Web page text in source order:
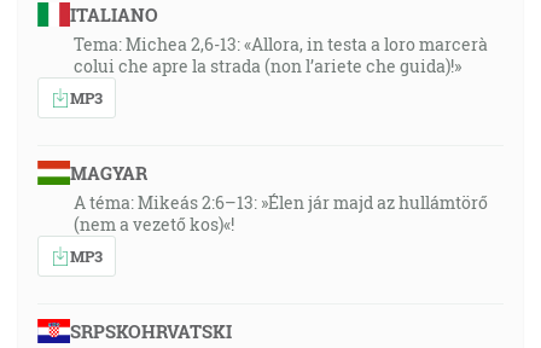
ITALIANO
Tema: Michea 2,6-13: «Allora, in testa a loro marcerà
colui che apre la strada (non l’ariete che guida)!»
MP3
MAGYAR
A téma: Mikeás 2:6–13: »Élen jár majd az hullámtörő
(nem a vezető kos)«!
MP3
SRPSKOHRVATSKI